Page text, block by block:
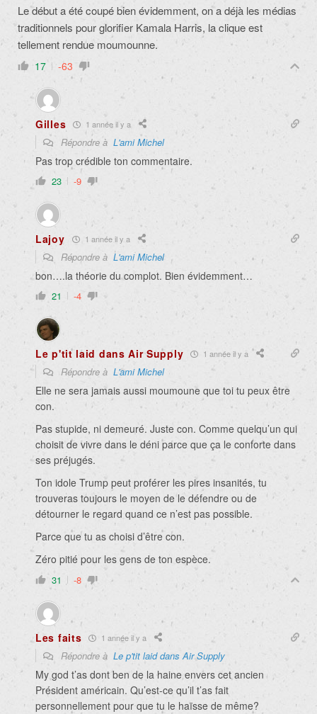
Le début a été coupé bien évidemment, on a déjà les médias
traditionnels pour glorifier Kamala Harris, la clique est
tellement rendue moumounne.
17 -63
Gilles 1 année il y a
Répondre à L'ami Michel
Pas trop crédible ton commentaire.
23 -9
Lajoy 1 année il y a
Répondre à L'ami Michel
bon….la théorie du complot. Bien évidemment…
21 -4
Le p'tit laid dans Air Supply 1 année il y a
Répondre à L'ami Michel
Elle ne sera jamais aussi moumoune que toi tu peux être
con.
Pas stupide, ni demeuré. Juste con. Comme quelqu’un qui
choisit de vivre dans le déni parce que ça le conforte dans
ses préjugés.
Ton idole Trump peut proférer les pires insanités, tu
trouveras toujours le moyen de le défendre ou de
détourner le regard quand ce n’est pas possible.
Parce que tu as choisi d’être con.
Zéro pitié pour les gens de ton espèce.
31 -8
Les faits 1 année il y a
Répondre à Le p'tit laid dans Air Supply
My god t’as dont ben de la haine envers cet ancien
Président américain. Qu’est-ce qu’il t’as fait
personnellement pour que tu le haïsse de même?